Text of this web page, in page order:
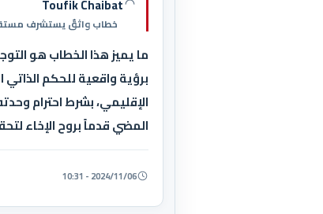
Toufik Chaibat
خطاب واثقٌ يستشرف
ما يميز هذا الخطاب هو
برؤية واقعية للحكم
الإقليمي، بشرط احترام
المضي قدماً بروح الإخاء
2024/11/06 - 10:31